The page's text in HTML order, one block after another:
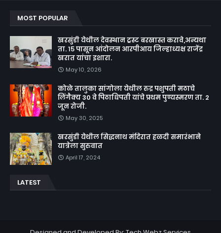
MOST POPULAR
खरसुंडी येथील देवस्थान ट्रस्ट बरखास्त करावे,अन्यथा
ता. १५ पासून आंदोलन आरपीआय जिल्हाध्यक्ष राजेंद्र
खरात यांचा इशारा.
May 10, 2026
कोळे तालुका सांगोला येथील रुद्र पशुपती मठाचे
लिंगैक्य 30 वे पिठाधिपती यांचे प्रथम पुण्यस्मरण ता. 2
जून रोजी.
May 30, 2025
खरसुंडी येथील सिद्धनाथ मंदिरात हळदी समारंभाने
यात्रेला सुरुवात
April 17, 2024
LATEST